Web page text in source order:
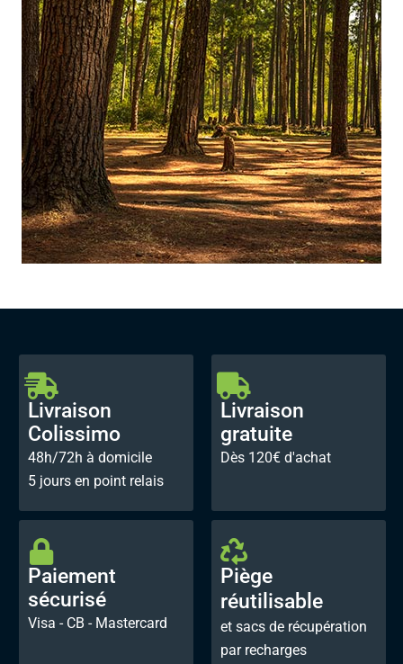
Livraison
Colissimo
48h/72h à domicile
5 jours en point relais
Livraison
gratuite
Dès 120€ d'achat
Paiement
sécurisé
Visa - CB - Mastercard
Piège
réutilisable
et sacs de récupération
par recharges